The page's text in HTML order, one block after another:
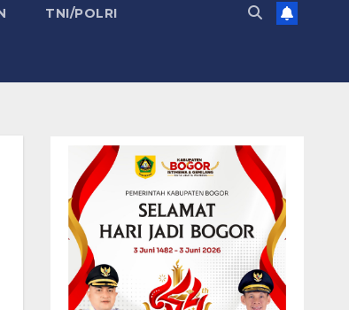
TNI/POLRI